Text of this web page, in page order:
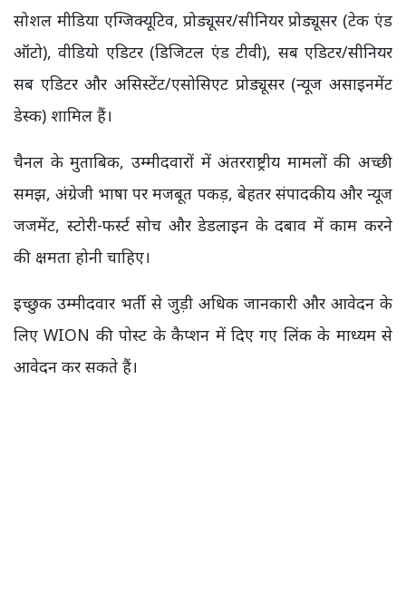
सोशल मीडिया एग्जिक्यूटिव, प्रोड्यूसर/सीनियर प्रोड्यूसर (टेक एंड
ऑटो), वीडियो एडिटर (डिजिटल एंड टीवी), सब एडिटर/सीनियर
सब एडिटर और असिस्टेंट/एसोसिएट प्रोड्यूसर (न्यूज असाइनमेंट
डेस्क) शामिल हैं।
चैनल के मुताबिक, उम्मीदवारों में अंतरराष्ट्रीय मामलों की अच्छी
समझ, अंग्रेजी भाषा पर मजबूत पकड़, बेहतर संपादकीय और न्यूज
जजमेंट, स्टोरी-फर्स्ट सोच और डेडलाइन के दबाव में काम करने
की क्षमता होनी चाहिए।
इच्छुक उम्मीदवार भर्ती से जुड़ी अधिक जानकारी और आवेदन के
लिए WION की पोस्ट के कैप्शन में दिए गए लिंक के माध्यम से
आवेदन कर सकते हैं।